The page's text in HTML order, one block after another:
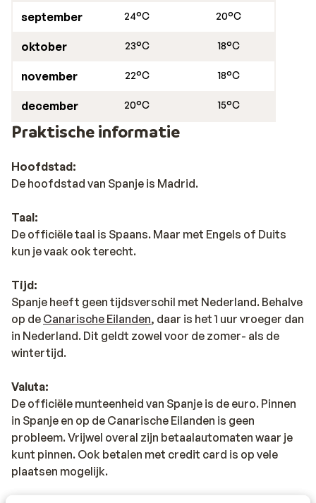
september 24°C 20°C
oktober 23°C 18°C
november 22°C 18°C
december 20°C 15°C
Praktische informatie
Hoofdstad:
De hoofdstad van Spanje is Madrid.
Taal:
De officiële taal is Spaans. Maar met Engels of Duits
kun je vaak ook terecht.
Tijd:
Spanje heeft geen tijdsverschil met Nederland. Behalve
op de Canarische Eilanden, daar is het 1 uur vroeger dan
in Nederland. Dit geldt zowel voor de zomer- als de
wintertijd.
Valuta:
De officiële munteenheid van Spanje is de euro. Pinnen
in Spanje en op de Canarische Eilanden is geen
probleem. Vrijwel overal zijn betaalautomaten waar je
kunt pinnen. Ook betalen met credit card is op vele
plaatsen mogelijk.